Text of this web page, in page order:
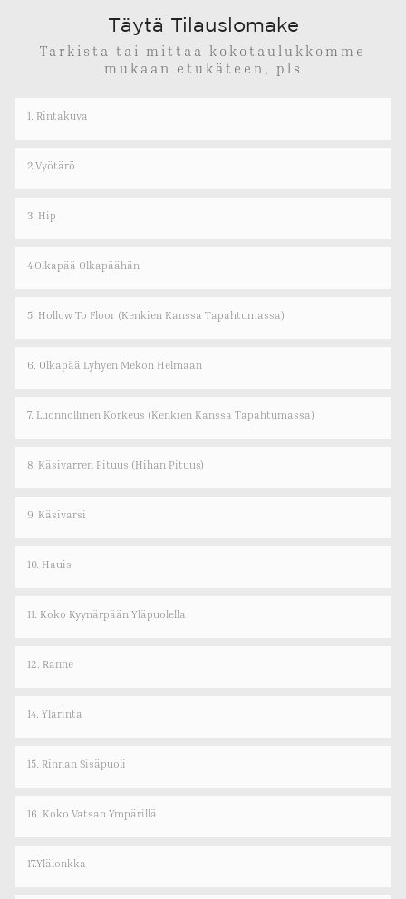
Täytä Tilauslomake
Tarkista tai mittaa kokotaulukkomme
mukaan etukäteen, pls
1. Rintakuva
2.Vyötärö
3. Hip
4.olkapää Olkapäähän
5. Hollow To Floor (kenkien Kanssa Tapahtumassa)
6. Olkapää Lyhyen Mekon Helmaan
7. Luonnollinen Korkeus (kenkien Kanssa Tapahtumassa)
8. Käsivarren Pituus (hihan Pituus)
9. Käsivarsi
10. Hauis
11. Koko Kyynärpään Yläpuolella
12. Ranne
14. Ylärinta
15. Rinnan Sisäpuoli
16. Koko Vatsan Ympärillä
17.Ylälonkka